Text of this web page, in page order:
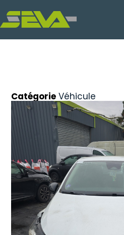
Catégorie Véhicule